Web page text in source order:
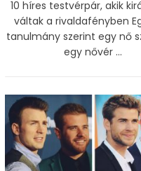
10 híres testvérpár, akik
váltak a rivaldafényben
tanulmány szerint egy nő
egy nővér ...